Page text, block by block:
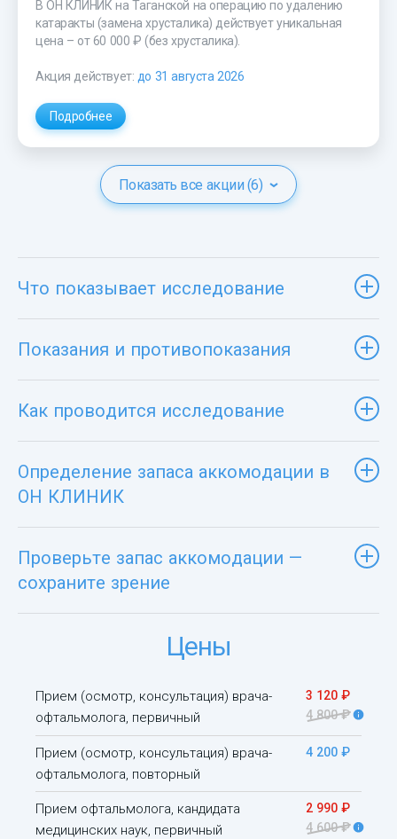
В ОН КЛИНИК на Таганской на операцию по удалению
катаракты (замена хрусталика) действует уникальная
цена – от 60 000 ₽ (без хрусталика).
Акция действует: до 31 августа 2026
Подробнее
Показать все акции (6)
Что показывает исследование
Показания и противопоказания
Как проводится исследование
Определение запаса аккомодации в
ОН КЛИНИК
Проверьте запас аккомодации —
сохраните зрение
Цены
Прием (осмотр, консультация) врача-
офтальмолога, первичный
3 120 ₽
4 800 ₽
Прием (осмотр, консультация) врача-
офтальмолога, повторный
4 200 ₽
Прием офтальмолога, кандидата
медицинских наук, первичный
2 990 ₽
4 600 ₽